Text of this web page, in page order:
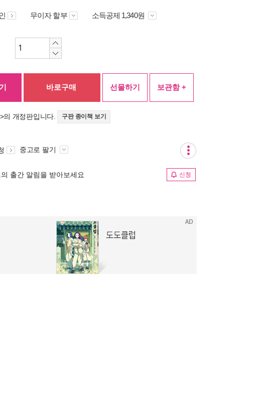
무이자 할부 소득공제 1,340원
바로구매 선물하기 보관함 +
>의 개정판입니다. 구판 종이책 보기
중고로 팔기
출간 알림을 받아보세요 신청